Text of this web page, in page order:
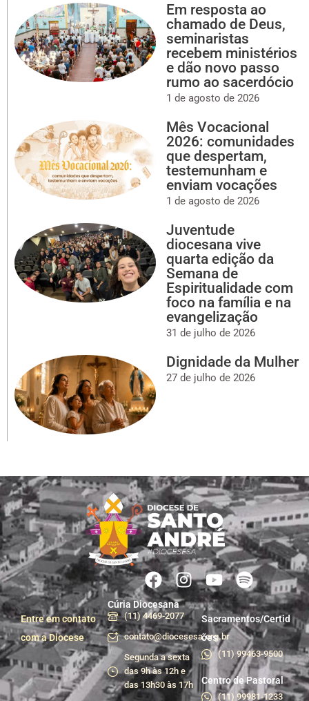
Em resposta ao
chamado de Deus,
seminaristas
recebem ministérios
e dão novo passo
rumo ao sacerdócio
1 de agosto de 2026
Mês Vocacional
2026: comunidades
que despertam,
testemunham e
enviam vocações
1 de agosto de 2026
Juventude
diocesana vive
quarta edição da
Semana de
Espiritualidade com
foco na família e na
evangelização
31 de julho de 2026
Dignidade da Mulher
27 de julho de 2026
Entre em contato
com a Diocese
Cúria Diocesana
(11) 4469-2077
contato@diocesesa.org.br
Segunda a sexta
das 9h às 12h e
das 13h30 às 17h
Sacramentos/Certid
ões
(11) 99463-9500
Centro de Pastoral
(11) 99981-1233